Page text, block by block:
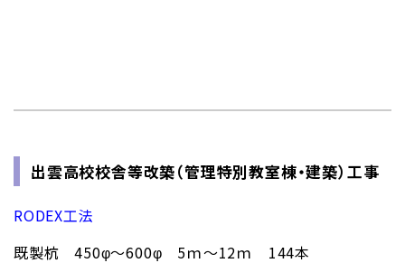
出雲高校校舎等改築（管理特別教室棟・建築）工事
RODEX工法
既製杭 450φ～600φ 5ｍ～12ｍ 144本